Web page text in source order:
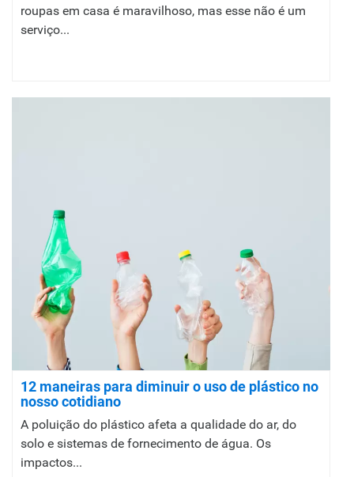
roupas em casa é maravilhoso, mas esse não é um
serviço...
12 maneiras para diminuir o uso de plástico no
nosso cotidiano
A poluição do plástico afeta a qualidade do ar, do
solo e sistemas de fornecimento de água. Os
impactos...